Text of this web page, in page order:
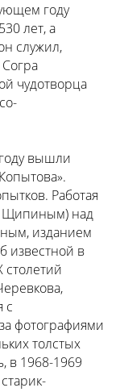
году
лет, а
служил,
чудотворца
вышли
Работая
Щипиным) над
изданием
известной в
с
фотографиями
толстых
в 1968-1969